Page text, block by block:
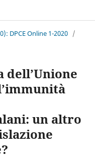
DPCE Online 1-2020 /
dell’Unione
un altro